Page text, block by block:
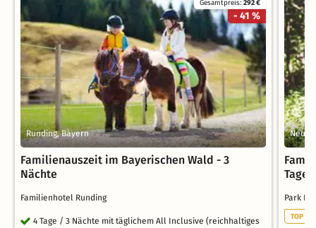
Gesamtpreis:292 €
- 41 %
Runding, Bayern
Familienauszeit im Bayerischen Wald - 3
Nächte
Familienhotel Runding
4 Tage / 3 Nächte mit täglichem All Inclusive (reichhaltiges
Tage
Park
TOP